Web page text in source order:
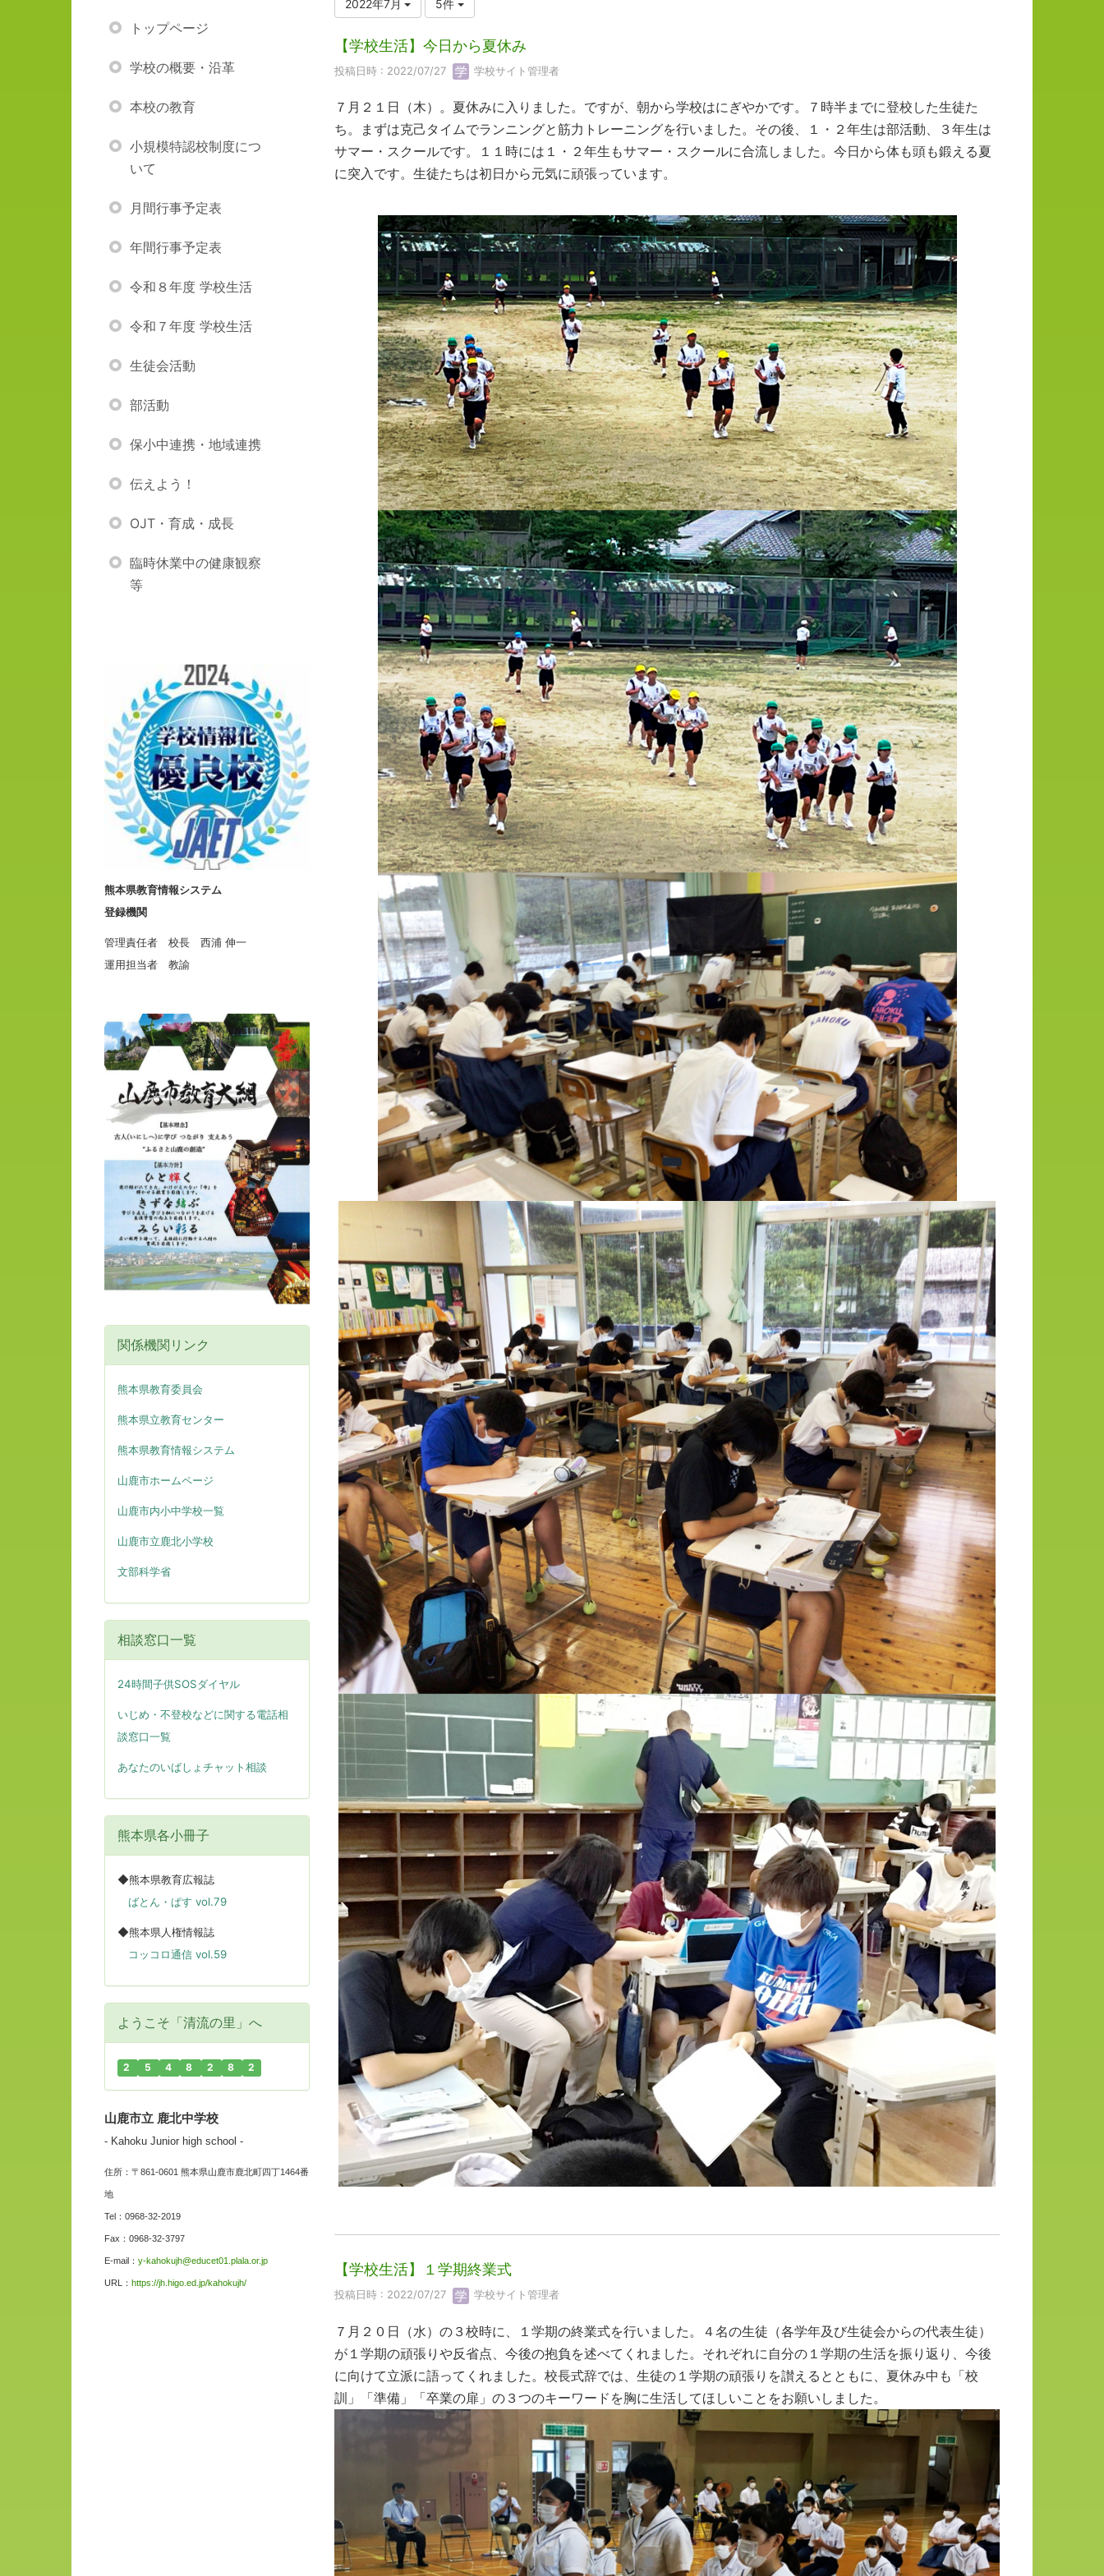
2022年7月 5件
【学校生活】今日から夏休み
投稿日時 : 2022/07/27 学校サイト管理者
７月２１日（木）。夏休みに入りました。ですが、朝から学校はにぎやかです。７時半までに登校した生徒た
ち。まずは克己タイムでランニングと筋力トレーニングを行いました。その後、１・２年生は部活動、３年生は
サマー・スクールです。１１時には１・２年生もサマー・スクールに合流しました。今日から体も頭も鍛える夏
に突入です。生徒たちは初日から元気に頑張っています。
【学校生活】１学期終業式
投稿日時 : 2022/07/27 学校サイト管理者
７月２０日（水）の３校時に、１学期の終業式を行いました。４名の生徒（各学年及び生徒会からの代表生徒）
が１学期の頑張りや反省点、今後の抱負を述べてくれました。それぞれに自分の１学期の生活を振り返り、今後
に向けて立派に語ってくれました。校長式辞では、生徒の１学期の頑張りを讃えるとともに、夏休み中も「校
訓」「準備」「卒業の扉」の３つのキーワードを胸に生活してほしいことをお願いしました。
トップページ
学校の概要・沿革
本校の教育
小規模特認校制度につ
いて
月間行事予定表
年間行事予定表
令和８年度 学校生活
令和７年度 学校生活
生徒会活動
部活動
保小中連携・地域連携
伝えよう！
OJT・育成・成長
臨時休業中の健康観察
等
熊本県教育情報システム
登録機関
管理責任者 校長 西浦 伸一
運用担当者 教諭
関係機関リンク
熊本県教育委員会
熊本県立教育センター
熊本県教育情報システム
山鹿市ホームページ
山鹿市内小中学校一覧
山鹿市立鹿北小学校
文部科学省
相談窓口一覧
24時間子供SOSダイヤル
いじめ・不登校などに関する電話相
談窓口一覧
あなたのいばしょチャット相談
熊本県各小冊子
◆熊本県教育広報誌
ばとん・ぱす vol.79
◆熊本県人権情報誌
コッコロ通信 vol.59
ようこそ「清流の里」へ
2 5 4 8 2 8 2
山鹿市立 鹿北中学校
- Kahoku Junior high school -
住所：〒861-0601 熊本県山鹿市鹿北町四丁1464番
地
Tel：0968-32-2019
Fax：0968-32-3797
E-mail： y-kahokujh@educet01.plala.or.jp
URL： https://jh.higo.ed.jp/kahokujh/